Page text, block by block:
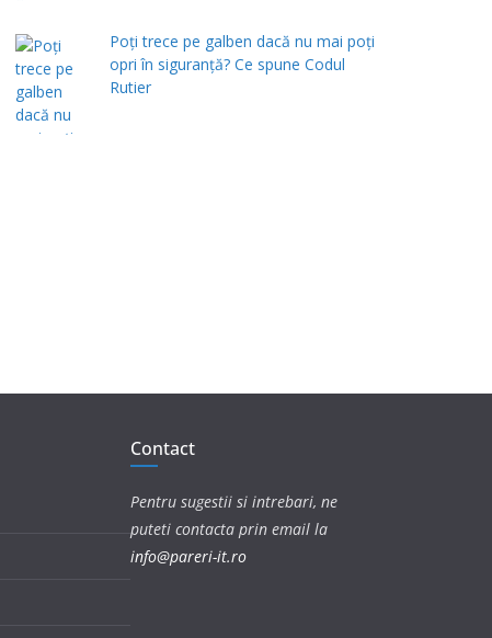
Poți trece pe galben dacă nu mai poți
opri în siguranță? Ce spune Codul
Rutier
Contact
Pentru sugestii si intrebari, ne
puteti contacta prin email la
info@pareri-it.ro